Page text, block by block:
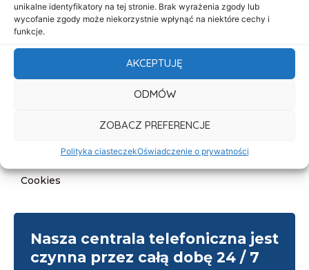
unikalne identyfikatory na tej stronie. Brak wyrażenia zgody lub
wycofanie zgody może niekorzystnie wpłynąć na niektóre cechy i
funkcje.
AKCEPTUJĘ
ODMÓW
ZOBACZ PREFERENCJE
Polityka ciasteczekOświadczenie o prywatności
Cennik
Aktualności
Polityka prywatności
Cookies
Nasza centrala telefoniczna jest
czynna przez całą dobę 24 / 7